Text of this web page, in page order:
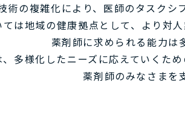
術の複雑化により、医師のタスクシ
は地域の健康拠点として、より対
薬剤師に求められる能力は
多様化したニーズに応えていくた
薬剤師のみなさまを